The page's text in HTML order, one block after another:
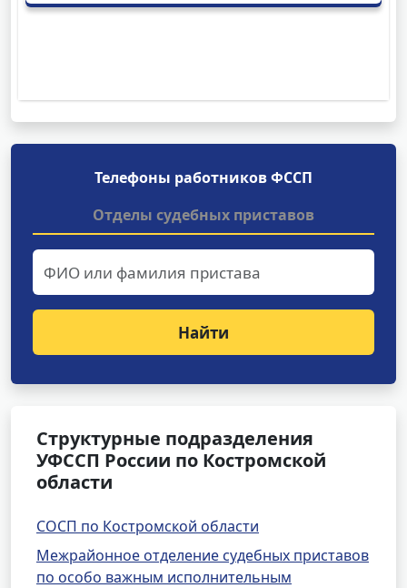
Телефоны работников ФССП
Отделы судебных приставов
Найти
Структурные подразделения
УФССП России по Костромской
области
СОСП по Костромской области
Межрайонное отделение судебных приставов
по особо важным исполнительным